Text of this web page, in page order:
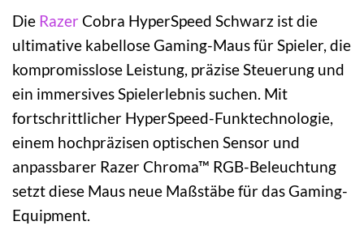
Die RazerCobra HyperSpeed Schwarz ist die
ultimative kabellose Gaming-Maus für Spieler, die
kompromisslose Leistung, präzise Steuerung und
ein immersives Spielerlebnis suchen. Mit
fortschrittlicher HyperSpeed-Funktechnologie,
einem hochpräzisen optischen Sensor und
anpassbarer Razer Chroma™ RGB-Beleuchtung
setzt diese Maus neue Maßstäbe für das Gaming-
Equipment.